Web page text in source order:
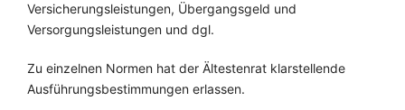
Versicherungsleistungen, Übergangsgeld und
Versorgungsleistungen und dgl.
Zu einzelnen Normen hat der Ältestenrat klarstellende
Ausführungsbestimmungen erlassen.